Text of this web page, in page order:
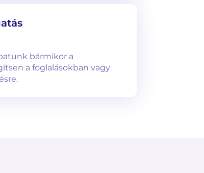
bármikor a
a foglalásokban vagy